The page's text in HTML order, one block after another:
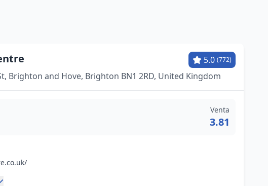
5.0 (772)
Brighton and Hove, Brighton BN1 2RD, United Kingdom
Venta
3.81